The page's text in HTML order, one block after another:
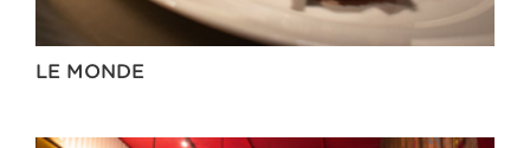
LE MONDE